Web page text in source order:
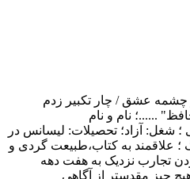
عشق / چار تکبیر زدم
......؛ نام و نام
شغل: آزاد؛ تحصیلات: لیسانس در
؛ علاقمند به کتاب،طبیعت گردی و
تجارب نزدیک به هفت دهه
چیز مقدستر از آگاهی